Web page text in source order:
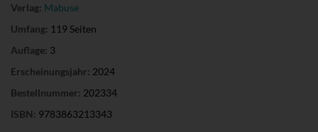
Verlag: Mabuse
Umfang: 119 Seiten
Auflage: 3
Erscheinungsjahr: 2024
Bestellnummer: 202334
ISBN: 9783863213343